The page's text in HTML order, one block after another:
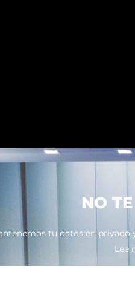
NO
tu datos en privado
Lee